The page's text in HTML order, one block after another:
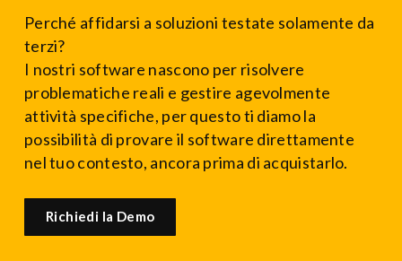
Perché affidarsi a soluzioni testate solamente da
terzi?
I nostri software nascono per risolvere
problematiche reali e gestire agevolmente
attività specifiche, per questo ti diamo la
possibilità di provare il software direttamente
nel tuo contesto, ancora prima di acquistarlo.
Richiedi la Demo